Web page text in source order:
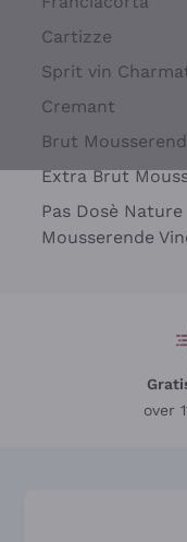
Cartizze
Sprit vin
Cremant
Brut
Extra Brut
Pas Dosè Nature
Mousserende
over